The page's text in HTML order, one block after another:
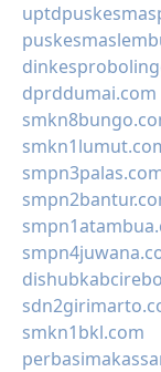
dprddumai.com
smkn1bkl.com